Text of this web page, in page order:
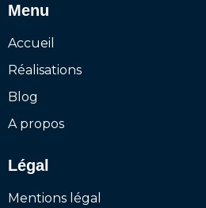
Menu
Accueil
Réalisations
Blog
A propos
Légal
Mentions légal